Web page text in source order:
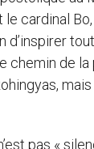
cardinal
d’inspirer
chemin de la
pas «